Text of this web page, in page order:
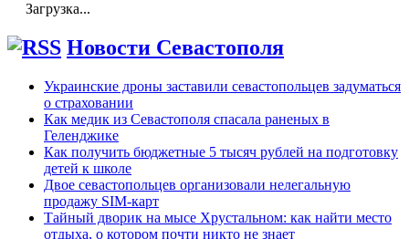
Загрузка...
Новости Севастополя
Украинские дроны заставили севастопольцев задуматься
о страховании
Как медик из Севастополя спасала раненых в
Геленджике
Как получить бюджетные 5 тысяч рублей на подготовку
детей к школе
Двое севастопольцев организовали нелегальную
продажу SIM-карт
Тайный дворик на мысе Хрустальном: как найти место
отдыха, о котором почти никто не знает